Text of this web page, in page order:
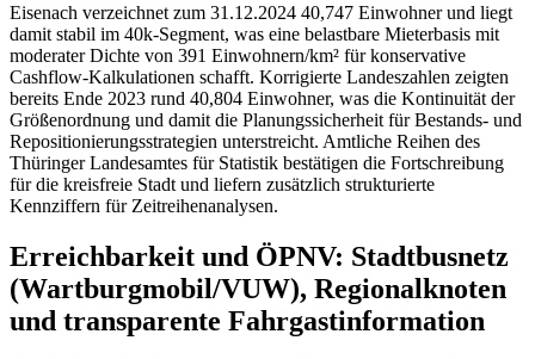
Eisenach verzeichnet zum 31.12.2024 40,747 Einwohner und liegt
damit stabil im 40k‑Segment, was eine belastbare Mieterbasis mit
moderater Dichte von 391 Einwohnern/km² für konservative
Cashflow‑Kalkulationen schafft. Korrigierte Landeszahlen zeigten
bereits Ende 2023 rund 40,804 Einwohner, was die Kontinuität der
Größenordnung und damit die Planungssicherheit für Bestands‑ und
Repositionierungsstrategien unterstreicht. Amtliche Reihen des
Thüringer Landesamtes für Statistik bestätigen die Fortschreibung
für die kreisfreie Stadt und liefern zusätzlich strukturierte
Kennziffern für Zeitreihenanalysen.
Erreichbarkeit und ÖPNV: Stadtbusnetz
(Wartburgmobil/VUW), Regionalknoten
und transparente Fahrgastinformation